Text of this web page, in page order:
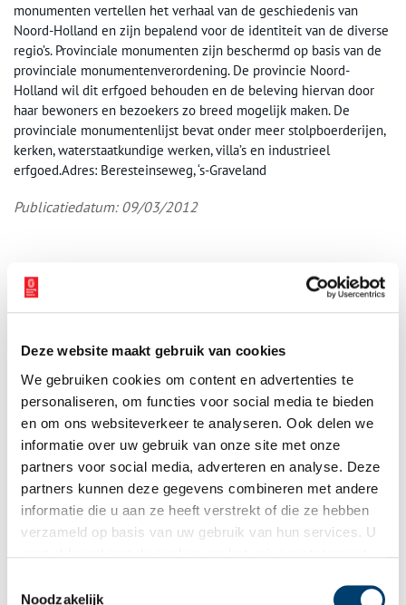
Deze website maakt gebruik van cookies
We gebruiken cookies om content en advertenties te
personaliseren, om functies voor social media te bieden
en om ons websiteverkeer te analyseren. Ook delen we
informatie over uw gebruik van onze site met onze
partners voor social media, adverteren en analyse. Deze
partners kunnen deze gegevens combineren met andere
informatie die u aan ze heeft verstrekt of die ze hebben
verzameld op basis van uw gebruik van hun services. U
Noodzakelijk
monumenten vertellen het verhaal van de geschiedenis van
Noord-Holland en zijn bepalend voor de identiteit van de diverse
regio’s. Provinciale monumenten zijn beschermd op basis van de
provinciale monumentenverordening. De provincie Noord-
Holland wil dit erfgoed behouden en de beleving hiervan door
haar bewoners en bezoekers zo breed mogelijk maken. De
provinciale monumentenlijst bevat onder meer stolpboerderijen,
kerken, waterstaatkundige werken, villa’s en industrieel
erfgoed.Adres: Beresteinseweg, ‘s-Graveland
Publicatiedatum: 09/03/2012
Ontvang de nieuwsbrief
Wilt u op de hoogte blijven van de mooiste verhalen en het
wekelijkse nieuwsbrief!
Bij inschrijving gaat u akkoord met onsprivacybeleid.
Aanvullingen